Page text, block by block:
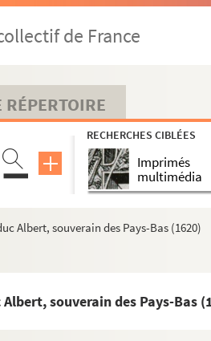
de France
RÉPERTOIRE
RECHERCHES CIBLÉES
Imprimés
multimédia
Albert, souverain des Pays-Bas (1620)
souverain des Pays-Bas
de la Franche-Comté : recueil
et Estats les uns contre les autres » :